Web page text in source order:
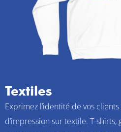
Textiles
Exprimez l’identité de vos
d’impression sur textile. T-